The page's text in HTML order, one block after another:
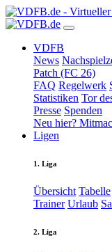
VDFB
News
Patch (FC 26)
FAQ Regelwerk
Statistiken Tor
Presse Spenden
Neu hier?
Ligen
1. Liga
Übersicht Tabelle
Trainer Urlaub
2. Liga